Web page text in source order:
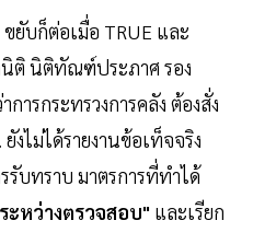
ขยับก็ต่อเมื่อ TRUE และ
นิติ นิติทัณฑ์ประภาศ รอง
ารกระทรวงการคลัง ต้องสั่ง
งไม่ได้รายงานข้อเท็จจริง
บทราบ มาตรการที่ทำได้
ะหว่างตรวจสอบ" และเรียก